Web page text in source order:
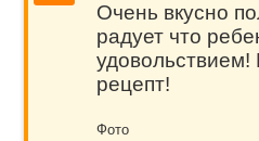
Очень вкусно
радует что
удовольствием!
рецепт!
Фото